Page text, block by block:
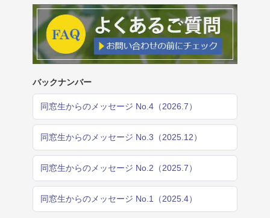
バックナンバー
同窓生からのメッセージ No.4（2026.7）
同窓生からのメッセージ No.3（2025.12）
同窓生からのメッセージ No.2（2025.7）
同窓生からのメッセージ No.1（2025.4）